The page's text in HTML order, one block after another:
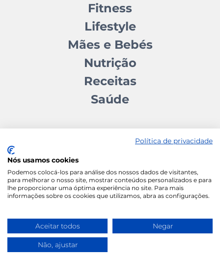
Fitness
Lifestyle
Mães e Bebés
Nutrição
Receitas
Saúde
Contactos Quem somos Autores
Estatuto Editorial
Ficha Técnica
Manifesto
Política de Privacidade
Vida Ativa
Reserved
Política de privacidade
Nós usamos cookies
Podemos colocá-los para análise dos nossos dados de visitantes,
para melhorar o nosso site, mostrar conteúdos personalizados e para
lhe proporcionar uma óptima experiência no site. Para mais
informações sobre os cookies que utilizamos, abra as configurações.
Aceitar todos Negar
Não, ajustar